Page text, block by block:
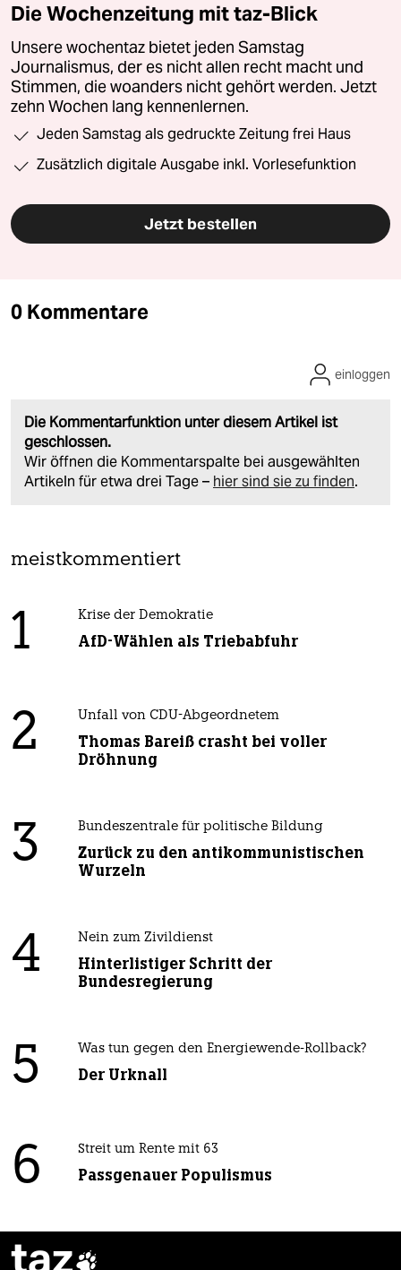
Die Wochenzeitung mit taz-Blick
Unsere wochentaz bietet jeden Samstag
Journalismus, der es nicht allen recht macht und
Stimmen, die woanders nicht gehört werden. Jetzt
zehn Wochen lang kennenlernen.
Jeden Samstag als gedruckte Zeitung frei Haus
Zusätzlich digitale Ausgabe inkl. Vorlesefunktion
Jetzt bestellen
0 Kommentare
Die Kommentarfunktion unter diesem Artikel ist
geschlossen.
Wir öffnen die Kommentarspalte bei ausgewählten
Artikeln für etwa drei Tage – hier sind sie zu finden.
einloggen
meistkommentiert
1 Krise der Demokratie
AfD-Wählen als Triebabfuhr
2 Unfall von CDU-Abgeordnetem
Thomas Bareiß crasht bei voller
Dröhnung
3 Bundeszentrale für politische Bildung
Zurück zu den antikommunistischen
Wurzeln
4 Nein zum Zivildienst
Hinterlistiger Schritt der
Bundesregierung
5 Was tun gegen den Energiewende-Rollback?
Der Urknall
6 Streit um Rente mit 63
Passgenauer Populismus
taz